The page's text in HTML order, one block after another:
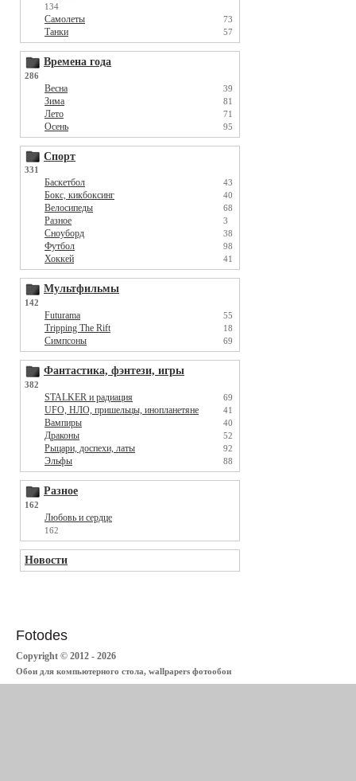
134
Самолеты 73
Танки 57
Времена года
286
Весна 39
Зима 81
Лето 71
Осень 95
Спорт
331
Баскетбол 43
Бокс, кикбоксинг 40
Велосипеды 68
Разное 3
Сноуборд 38
Футбол 98
Хоккей 41
Мультфильмы
142
Futurama 55
Tripping The Rift 18
Симпсоны 69
Фантастика, фэнтези, игры
382
STALKER и радиация 69
UFO, НЛО, пришельцы, инопланетяне 41
Вампиры 40
Драконы 52
Рыцари, доспехи, латы 92
Эльфы 88
Разное
162
Любовь и сердце
162
Новости
Fotodes
Copyright © 2012 - 2026
Обои для компьютерного стола, wallpapers фотообои